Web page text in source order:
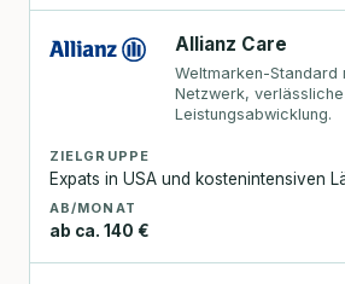
Allianz Care
Weltmarken-Standard
Netzwerk, verlässliche
Leistungsabwicklung.
ZIELGRUPPE
Expats in USA und kostenintensiven
AB/MONAT
ab ca. 140 €